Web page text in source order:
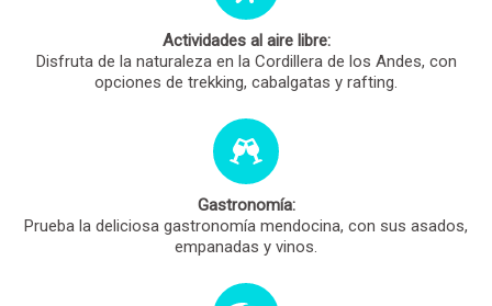
Actividades al aire libre:
Disfruta de la naturaleza en la Cordillera de los Andes, con
opciones de trekking, cabalgatas y rafting.
Gastronomía:
Prueba la deliciosa gastronomía mendocina, con sus asados,
empanadas y vinos.